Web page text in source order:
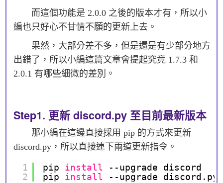
而這個功能是 2.0.0 之後的版本才有，所以小
編也只好心不甘情不願的更新上去。
果然，大部分差不多，但是還是有少部分地方
出錯了，所以小編這篇文章會提起究竟 1.7.3 和
2.0.1 有哪些細微的差別。
Step1. 更新 discord.py 至目前最新版本
那小編在這邊直接採用 pip 的方式來更新
discord.py，所以直接連下兩道更新指令。
1
2
pip install
--upgrade discord
pip install --upgrade discord.py